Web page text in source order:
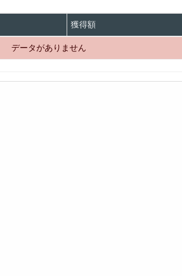
獲得額
データがありません